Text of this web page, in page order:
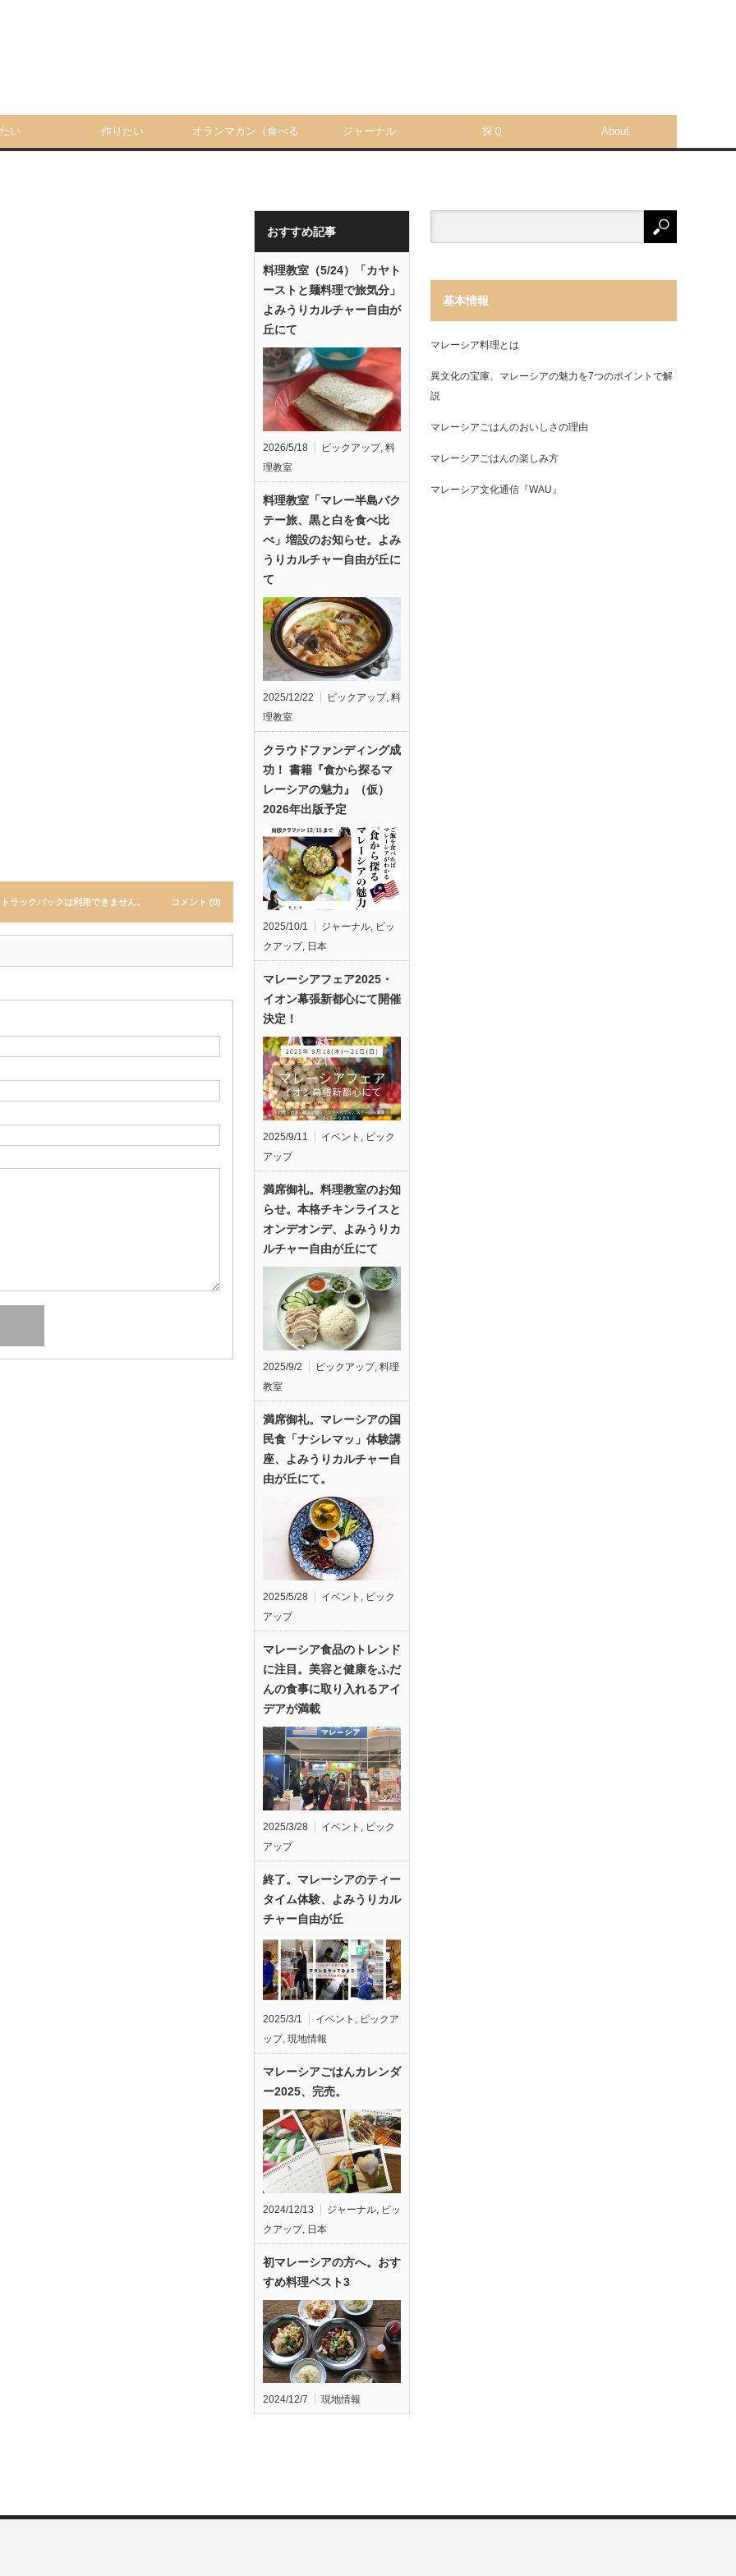
い 作りたい オランマカン（食べる ジャーナル 探Ｑ About
トラックバックは利用できません。 コメント (0)
おすすめ記事
料理教室（5/24）「カヤト
ーストと麺料理で旅気分」
よみうりカルチャー自由が
丘にて
2026/5/18 ピックアップ, 料
理教室
料理教室「マレー半島バク
テー旅、黒と白を食べ比
べ」増設のお知らせ。よみ
うりカルチャー自由が丘に
て
2025/12/22 ピックアップ, 料
理教室
クラウドファンディング成
功！ 書籍『食から探るマ
レーシアの魅力』（仮）
2026年出版予定
2025/10/1 ジャーナル, ピッ
クアップ, 日本
マレーシアフェア2025・
イオン幕張新都心にて開催
決定！
2025/9/11 イベント , ピック
アップ
満席御礼。料理教室のお知
らせ。本格チキンライスと
オンデオンデ、よみうりカ
ルチャー自由が丘にて
2025/9/2 ピックアップ, 料理
教室
満席御礼。マレーシアの国
民食「ナシレマッ」体験講
座、よみうりカルチャー自
由が丘にて。
2025/5/28 イベント , ピック
アップ
マレーシア食品のトレンド
に注目。美容と健康をふだ
んの食事に取り入れるアイ
デアが満載
2025/3/28 イベント
ピック
アップ
終了。マレーシアのティー
タイム体験、よみうりカル
チャー自由が丘
2025/3/1 イベント , ピックア
ップ, 現地情報
マレーシアごはんカレンダ
ー2025、完売。
2024/12/13 ジャーナル ピッ
クアップ, 日本
初マレーシアの方へ。おす
すめ料理ベスト3
2024/12/7 現地情報
基本情報
マレーシア料理とは
異文化の宝庫、マレーシアの魅力を7つのポイントで解
説
マレーシアごはんのおいしさの理由
マレーシアごはんの楽しみ方
マレーシア文化通信『WAU』